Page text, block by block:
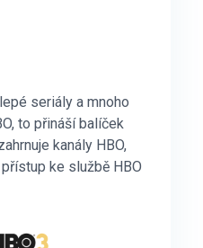
seriály a mnoho
to přináší balíček
kanály HBO,
ke službě HBO